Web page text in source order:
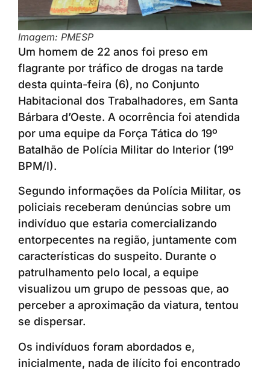
Imagem: PMESP
Um homem de 22 anos foi preso em
flagrante por tráfico de drogas na tarde
desta quinta-feira (6), no Conjunto
Habitacional dos Trabalhadores, em Santa
Bárbara d’Oeste. A ocorrência foi atendida
por uma equipe da Força Tática do 19º
Batalhão de Polícia Militar do Interior (19º
BPM/I).
Segundo informações da Polícia Militar, os
policiais receberam denúncias sobre um
indivíduo que estaria comercializando
entorpecentes na região, juntamente com
características do suspeito. Durante o
patrulhamento pelo local, a equipe
visualizou um grupo de pessoas que, ao
perceber a aproximação da viatura, tentou
se dispersar.
Os indivíduos foram abordados e,
inicialmente, nada de ilícito foi encontrado